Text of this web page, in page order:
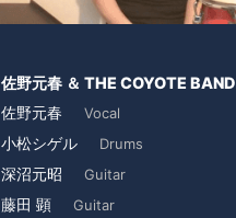
佐野元春 ＆ THE COYOTE BAND
佐野元春
Vocal
小松シゲル Drums
深沼元昭 Guitar
藤田 顕 Guitar